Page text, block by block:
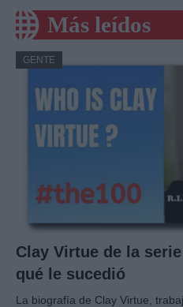
Más leídos
GENTE
Clay Virtue de la
qué le sucedió
La biografía de Clay Virtue,